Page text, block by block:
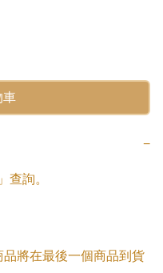
車
−
查詢。
將在最後一個商品到貨